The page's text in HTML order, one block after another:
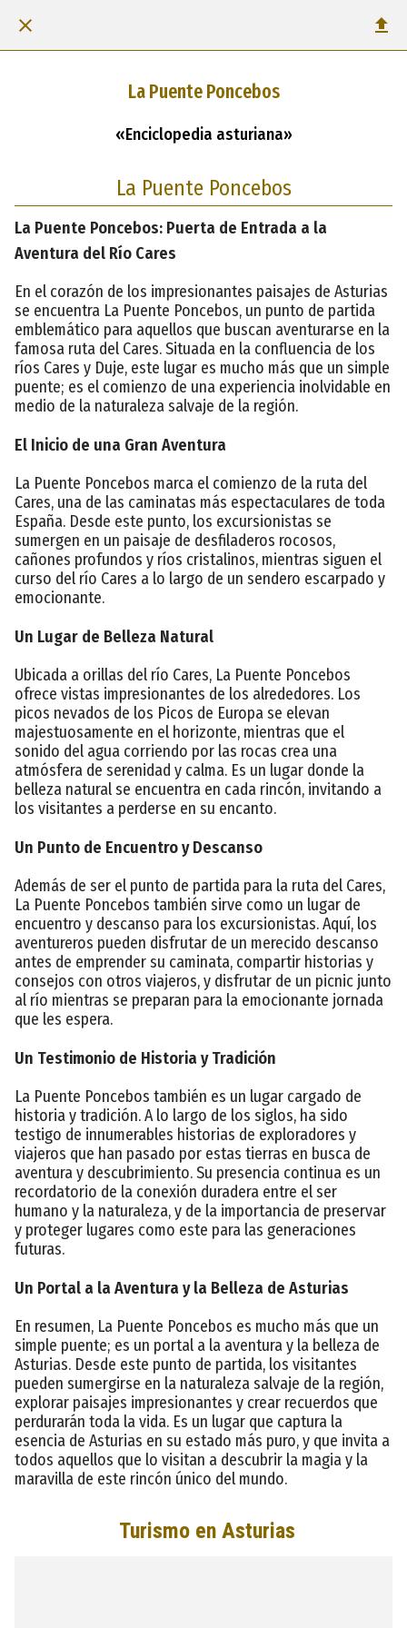
La Puente Poncebos
«Enciclopedia asturiana»
La Puente Poncebos
La Puente Poncebos: Puerta de Entrada a la
Aventura del Río Cares
En el corazón de los impresionantes paisajes de Asturias
se encuentra La Puente Poncebos, un punto de partida
emblemático para aquellos que buscan aventurarse en la
famosa ruta del Cares. Situada en la confluencia de los
ríos Cares y Duje, este lugar es mucho más que un simple
puente; es el comienzo de una experiencia inolvidable en
medio de la naturaleza salvaje de la región.
El Inicio de una Gran Aventura
La Puente Poncebos marca el comienzo de la ruta del
Cares, una de las caminatas más espectaculares de toda
España. Desde este punto, los excursionistas se
sumergen en un paisaje de desfiladeros rocosos,
cañones profundos y ríos cristalinos, mientras siguen el
curso del río Cares a lo largo de un sendero escarpado y
emocionante.
Un Lugar de Belleza Natural
Ubicada a orillas del río Cares, La Puente Poncebos
ofrece vistas impresionantes de los alrededores. Los
picos nevados de los Picos de Europa se elevan
majestuosamente en el horizonte, mientras que el
sonido del agua corriendo por las rocas crea una
atmósfera de serenidad y calma. Es un lugar donde la
belleza natural se encuentra en cada rincón, invitando a
los visitantes a perderse en su encanto.
Un Punto de Encuentro y Descanso
Además de ser el punto de partida para la ruta del Cares,
La Puente Poncebos también sirve como un lugar de
encuentro y descanso para los excursionistas. Aquí, los
aventureros pueden disfrutar de un merecido descanso
antes de emprender su caminata, compartir historias y
consejos con otros viajeros, y disfrutar de un picnic junto
al río mientras se preparan para la emocionante jornada
que les espera.
Un Testimonio de Historia y Tradición
La Puente Poncebos también es un lugar cargado de
historia y tradición. A lo largo de los siglos, ha sido
testigo de innumerables historias de exploradores y
viajeros que han pasado por estas tierras en busca de
aventura y descubrimiento. Su presencia continua es un
recordatorio de la conexión duradera entre el ser
humano y la naturaleza, y de la importancia de preservar
y proteger lugares como este para las generaciones
futuras.
Un Portal a la Aventura y la Belleza de Asturias
En resumen, La Puente Poncebos es mucho más que un
simple puente; es un portal a la aventura y la belleza de
Asturias. Desde este punto de partida, los visitantes
pueden sumergirse en la naturaleza salvaje de la región,
explorar paisajes impresionantes y crear recuerdos que
perdurarán toda la vida. Es un lugar que captura la
esencia de Asturias en su estado más puro, y que invita a
todos aquellos que lo visitan a descubrir la magia y la
maravilla de este rincón único del mundo.